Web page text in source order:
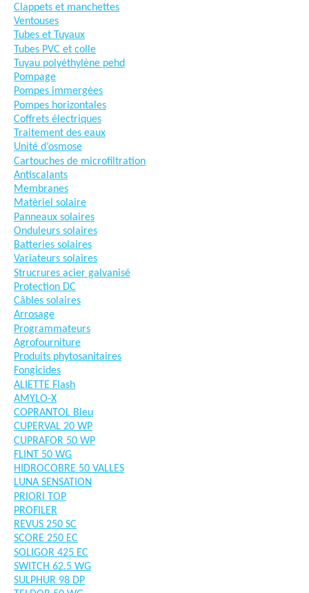
Clappets et manchettes
Ventouses
Tubes et Tuyaux
Tubes PVC et colle
Tuyau polyéthylène pehd
Pompage
Pompes immergées
Pompes horizontales
Coffrets électriques
Traitement des eaux
Unité d’osmose
Cartouches de microfiltration
Antiscalants
Membranes
Matèriel solaire
Panneaux solaires
Onduleurs solaires
Batteries solaires
Variateurs solaires
Strucrures acier galvanisé
Protection DC
Câbles solaires
Arrosage
Programmateurs
Agrofourniture
Produits phytosanitaires
Fongicides
ALIETTE Flash
AMYLO-X
COPRANTOL Bleu
CUPERVAL 20 WP
CUPRAFOR 50 WP
FLINT 50 WG
HIDROCOBRE 50 VALLES
LUNA SENSATION
PRIORI TOP
PROFILER
REVUS 250 SC
SCORE 250 EC
SOLIGOR 425 EC
SWITCH 62.5 WG
SULPHUR 98 DP